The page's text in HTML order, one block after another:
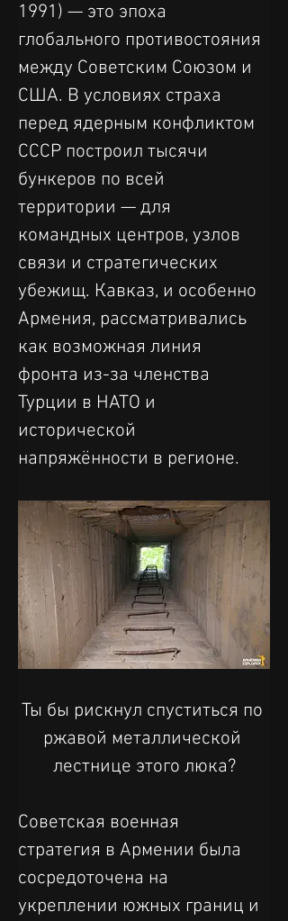
1991) — это эпоха
глобального противостояния
между Советским Союзом и
США. В условиях страха
перед ядерным конфликтом
СССР построил тысячи
бункеров по всей
территории — для
командных центров, узлов
связи и стратегических
убежищ. Кавказ, и особенно
Армения, рассматривались
как возможная линия
фронта из-за членства
Турции в НАТО и
исторической
напряжённости в регионе.
Ты бы рискнул спуститься по
ржавой металлической
лестнице этого люка?
Советская военная
стратегия в Армении была
сосредоточена на
укреплении южных границ и